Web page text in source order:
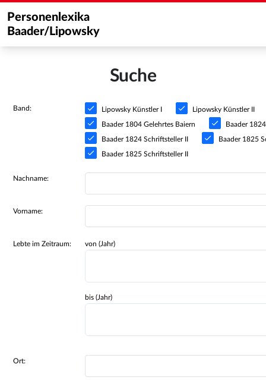
Personenlexika
Baader/Lipowsky
Suche
Band: Lipowsky Künstler I Lipowsky Künstler II
Baader 1804 Gelehrtes Baiern Baader
Baader 1824 Schriftsteller II Baader 1825
Baader 1825 Schriftsteller II
Nachname:
Vorname:
Lebte im Zeitraum: von (Jahr)
bis (Jahr)
Ort: